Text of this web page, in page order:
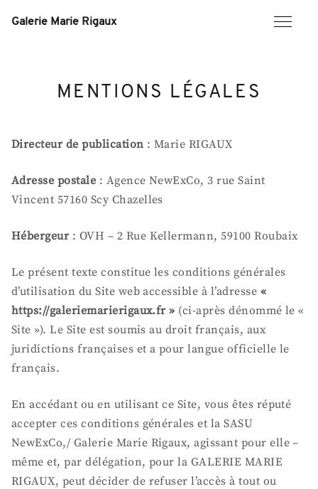
Galerie Marie Rigaux
MENTIONS LÉGALES
Directeur de publication : Marie RIGAUX
Adresse postale : Agence NewExCo, 3 rue Saint
Vincent 57160 Scy Chazelles
Hébergeur : OVH – 2 Rue Kellermann, 59100 Roubaix
Le présent texte constitue les conditions générales
d’utilisation du Site web accessible à l’adresse «
https://galeriemarierigaux.fr » (ci-après dénommé le «
Site »). Le Site est soumis au droit français, aux
juridictions françaises et a pour langue officielle le
français.
En accédant ou en utilisant ce Site, vous êtes réputé
accepter ces conditions générales et la SASU
NewExCo,/ Galerie Marie Rigaux, agissant pour elle –
même et, par délégation, pour la GALERIE MARIE
RIGAUX, peut décider de refuser l’accès à tout ou